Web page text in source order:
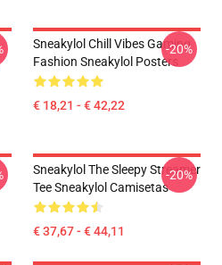
Sneakylol Chill Vibes Gaming
Fashion Sneakylol Posters
€ 18,21 - € 42,22
-20%
Sneakylol The Sleepy Streamer
Tee Sneakylol Camisetas
€ 37,67 - € 44,11
-20%